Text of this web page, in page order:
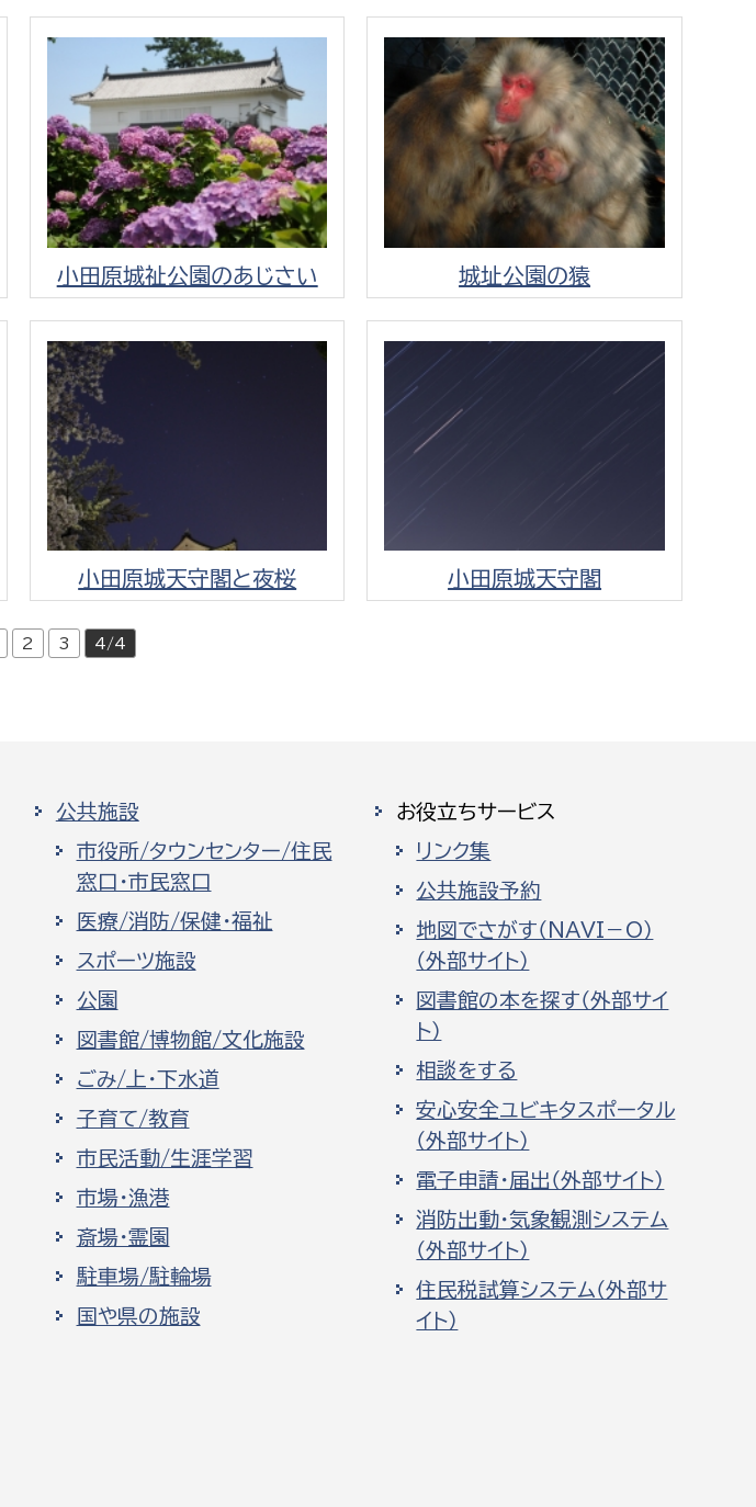
情報司令課
消防課
警防第1課
警防第2課
選挙管理委員会事務局
選挙管理委員会事務局
監査事務局
監査事務局
小田原城祉公園のあじさい 城址公園の猿
小田原城天守閣と夜桜 小田原城天守閣
2 3 4/4
公共施設
市役所/タウンセンター/住民
窓口・市民窓口
医療/消防/保健・福祉
スポーツ施設
公園
図書館/博物館/文化施設
ごみ/上・下水道
子育て/教育
市民活動/生涯学習
市場・漁港
斎場・霊園
駐車場/駐輪場
国や県の施設
お役立ちサービス
リンク集
公共施設予約
地図でさがす（NAVI－O）
（外部サイト）
図書館の本を探す（外部サイ
ト）
相談をする
安心安全ユビキタスポータル
（外部サイト）
電子申請・届出（外部サイト）
消防出動・気象観測システム
（外部サイト）
住民税試算システム（外部サ
イト）